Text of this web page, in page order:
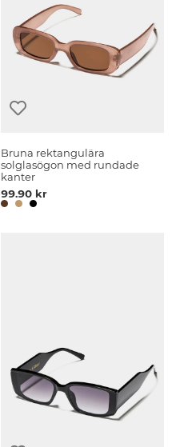
Bruna rektangulära
solglasögon med rundade
kanter
99.90 kr